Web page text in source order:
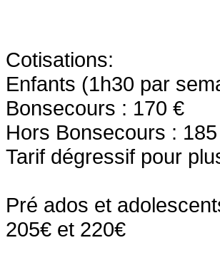
Cotisations:
Enfants (1h30 par
Bonsecours : 170 €
Hors Bonsecours :
Tarif dégressif pour
Pré ados et
205€ et 220€